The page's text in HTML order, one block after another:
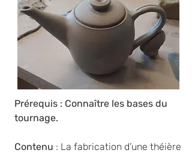
Prérequis : Connaître les bases du
tournage.
​​Contenu : La fabrication d’une théière